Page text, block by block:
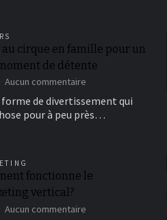
cirque en famille pour un
de détente
Aucun commentaire
au
cirque
bon
forme de divertissement qui
pour à peu près…
fonctionne le
vertical?
Aucun commentaire